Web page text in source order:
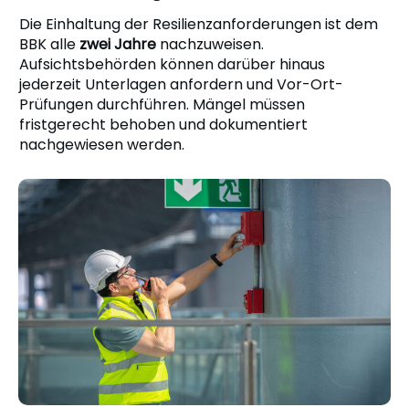
Die Einhaltung der Resilienzanforderungen ist dem
BBK alle zwei Jahre nachzuweisen.
Aufsichtsbehörden können darüber hinaus
jederzeit Unterlagen anfordern und Vor-Ort-
Prüfungen durchführen. Mängel müssen
fristgerecht behoben und dokumentiert
nachgewiesen werden.